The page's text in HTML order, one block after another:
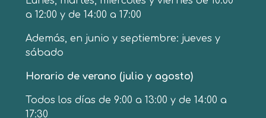
a 12:00 y de 14:00 a 17:00
Además, en junio y septiembre: jueves y
sábado
Horario de verano (julio y agosto)
Todos los días de 9:00 a 13:00 y de 14:00 a
17:30